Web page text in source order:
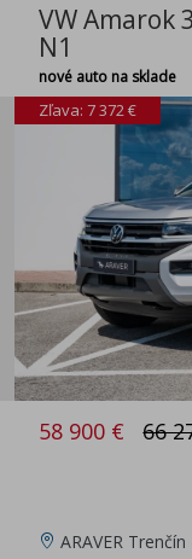
VW Amarok
N1
nové auto na sklade
Zľava: 7 372 €
58 900 € 66
ARAVER